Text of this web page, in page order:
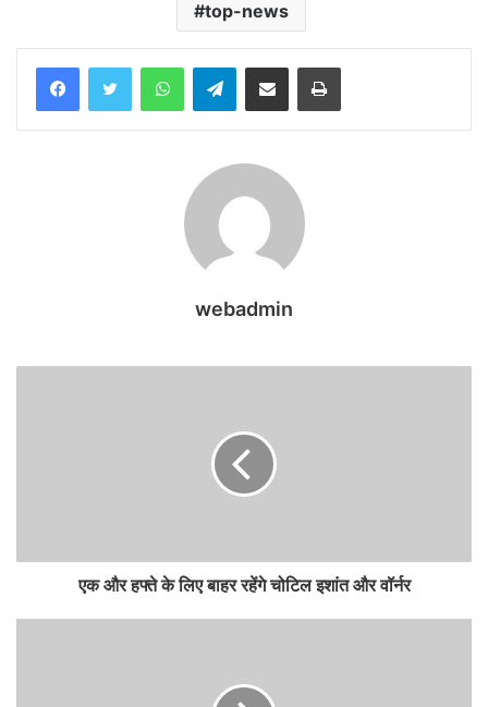
top-news
WhatsAppTelegramShare via Email Print
webadmin
एक और हफ्ते के लिए बाहर रहेंगे चोटिल इशांत और वॉर्नर